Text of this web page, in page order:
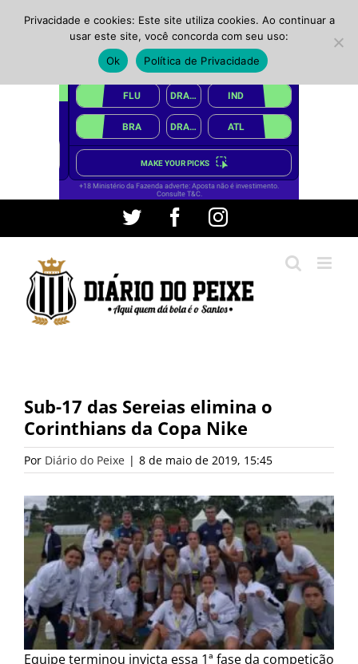
conteúdo
Twitter FacebookInstagram
Sub-17 das Sereias elimina o
Corinthians da Copa Nike
Por Diário do Peixe | 8 de maio de 2019, 15:45
Equipe terminou invicta essa 1ª fase da competição
Privacidade e cookies: Este site utiliza cookies. Ao continuar a
usar este site, você concorda com seu uso:
Ok
Política de Privacidade